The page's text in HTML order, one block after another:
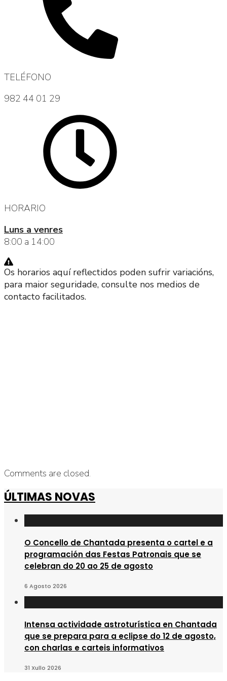
TELÉFONO
982 44 01 29
HORARIO
Luns a venres
8:00 a 14:00
Os horarios aquí reflectidos poden sufrir variacións,
para maior seguridade, consulte nos medios de
contacto facilitados.
Comments are closed.
ÚLTIMAS NOVAS
O Concello de Chantada presenta o cartel e a
programación das Festas Patronais que se
celebran do 20 ao 25 de agosto
6 Agosto 2026
Intensa actividade astroturística en Chantada
que se prepara para a eclipse do 12 de agosto,
con charlas e carteis informativos
31 Xullo 2026